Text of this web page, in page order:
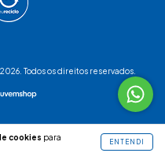
cookies para
ENTENDI
Todos os direitos reservados.